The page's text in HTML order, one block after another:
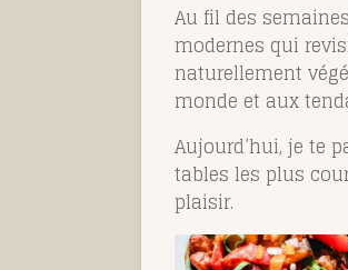
Au fil des
modernes qui
naturellement
monde et aux
Aujourd’hui, je te
tables les plus
plaisir.